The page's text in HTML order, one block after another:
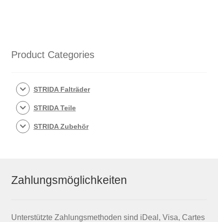
Product Categories
STRIDA Falträder
STRIDA Teile
STRIDA Zubehör
Zahlungsmöglichkeiten
Unterstützte Zahlungsmethoden sind iDeal, Visa, Cartes